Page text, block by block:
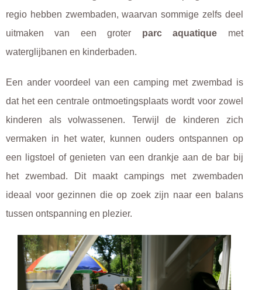
regio hebben zwembaden, waarvan sommige zelfs deel
uitmaken van een groter parc aquatique met
waterglijbanen en kinderbaden.
Een ander voordeel van een camping met zwembad is
dat het een centrale ontmoetingsplaats wordt voor zowel
kinderen als volwassenen. Terwijl de kinderen zich
vermaken in het water, kunnen ouders ontspannen op
een ligstoel of genieten van een drankje aan de bar bij
het zwembad. Dit maakt campings met zwembaden
ideaal voor gezinnen die op zoek zijn naar een balans
tussen ontspanning en plezier.